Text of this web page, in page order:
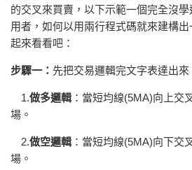
的交叉來買賣 ，以下示範一個完全沒
用者，如何以用兩行程式碼就來建構
起來看看吧：
步驟一： 先把交易邏輯完文字表達出來
1.做多邏輯 ：當短均線(5MA)向上交
場。
2.做空邏輯 ：當短均線(5MA)向下交
場。